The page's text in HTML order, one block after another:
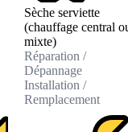
Sèche serviette
(chauffage central
mixte)
Réparation /
Dépannage
Installation /
Remplacement